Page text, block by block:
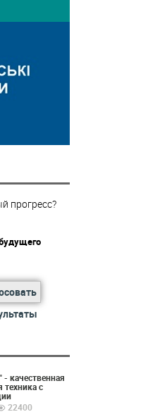
прогресс?
- качественная
техника с
22400